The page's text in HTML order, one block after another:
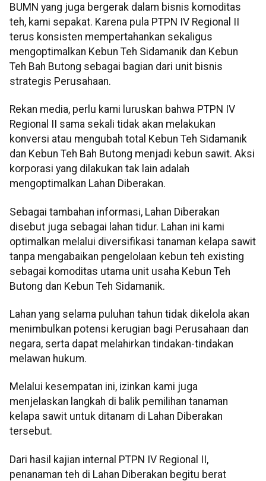
BUMN yang juga bergerak dalam bisnis komoditas
teh, kami sepakat. Karena pula PTPN IV Regional II
terus konsisten mempertahankan sekaligus
mengoptimalkan Kebun Teh Sidamanik dan Kebun
Teh Bah Butong sebagai bagian dari unit bisnis
strategis Perusahaan.
Rekan media, perlu kami luruskan bahwa PTPN IV
Regional II sama sekali tidak akan melakukan
konversi atau mengubah total Kebun Teh Sidamanik
dan Kebun Teh Bah Butong menjadi kebun sawit. Aksi
korporasi yang dilakukan tak lain adalah
mengoptimalkan Lahan Diberakan.
Sebagai tambahan informasi, Lahan Diberakan
disebut juga sebagai lahan tidur. Lahan ini kami
optimalkan melalui diversifikasi tanaman kelapa sawit
tanpa mengabaikan pengelolaan kebun teh existing
sebagai komoditas utama unit usaha Kebun Teh
Butong dan Kebun Teh Sidamanik.
Lahan yang selama puluhan tahun tidak dikelola akan
menimbulkan potensi kerugian bagi Perusahaan dan
negara, serta dapat melahirkan tindakan-tindakan
melawan hukum.
Melalui kesempatan ini, izinkan kami juga
menjelaskan langkah di balik pemilihan tanaman
kelapa sawit untuk ditanam di Lahan Diberakan
tersebut.
Dari hasil kajian internal PTPN IV Regional II,
penanaman teh di Lahan Diberakan begitu berat